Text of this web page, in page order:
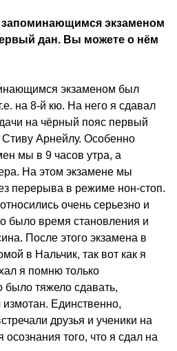
экзаменом
дан. Вы можете о нём
экзаменом был
на 8-й кю. На него я сдавал
на чёрный пояс первый
Стиву Арнейлу. Особенно
мы в 9 часов утра, а
На этом экзамене мы
перерыва в режиме нон-стоп.
очень серьезно и
было время становления и
После этого экзамена в
в Нальчик, так вот как я
я помню только
было тяжело сдавать,
Единственно,
друзья и ученики на
осознания того, что я сдал на